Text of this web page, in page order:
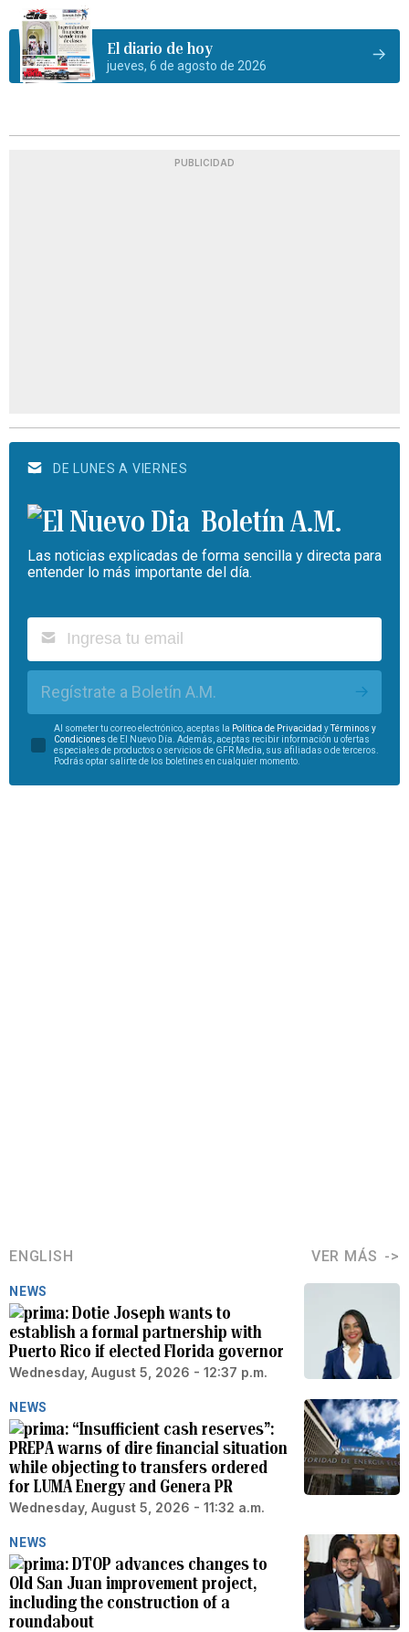
El diario de hoy
jueves, 6 de agosto de 2026
PUBLICIDAD
DE LUNES A VIERNES
Boletín A.M.
Las noticias explicadas de forma sencilla y directa para
entender lo más importante del día.
Regístrate a Boletín A.M.
Al someter tu correo electrónico, aceptas la Política de Privacidad yTérminos y
Condiciones de El Nuevo Día. Además, aceptas recibir información u ofertas
especiales de productos o servicios de GFR Media, sus afiliadas o de terceros.
Podrás optar salirte de los boletines en cualquier momento.
ENGLISH VER MÁS
NEWS
Dotie Joseph wants to
establish a formal partnership with
Puerto Rico if elected Florida governor
Wednesday, August 5, 2026 - 12:37 p.m.
NEWS
“Insufficient cash reserves”:
PREPA warns of dire financial situation
while objecting to transfers ordered
for LUMA Energy and Genera PR
Wednesday, August 5, 2026 - 11:32 a.m.
NEWS
DTOP advances changes to
Old San Juan improvement project,
including the construction of a
roundabout